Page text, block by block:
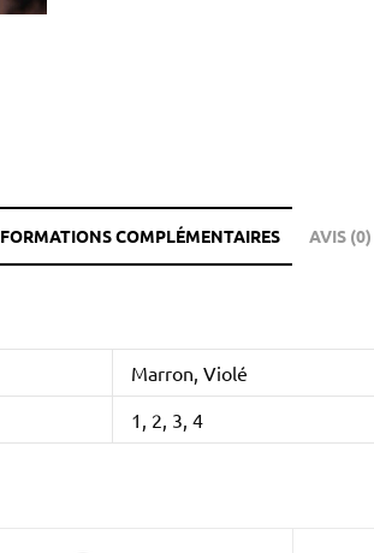
COMPLÉMENTAIRES AVIS (0)
Marron, Violé
1, 2, 3, 4